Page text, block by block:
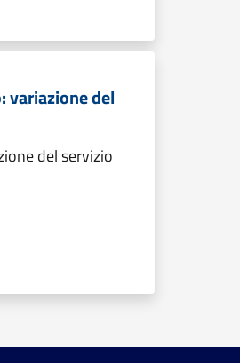
variazione del
del servizio